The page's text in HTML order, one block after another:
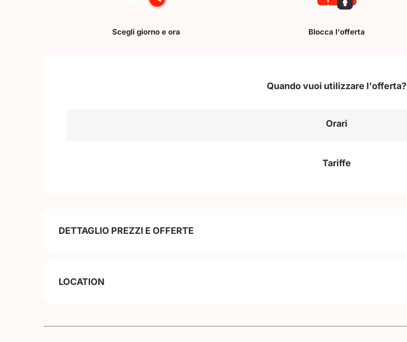
Scegli giorno e ora Blocca l'offerta
Quando vuoi utilizzare l'offerta?
Orari
Tariffe
DETTAGLIO PREZZI E OFFERTE
LOCATION